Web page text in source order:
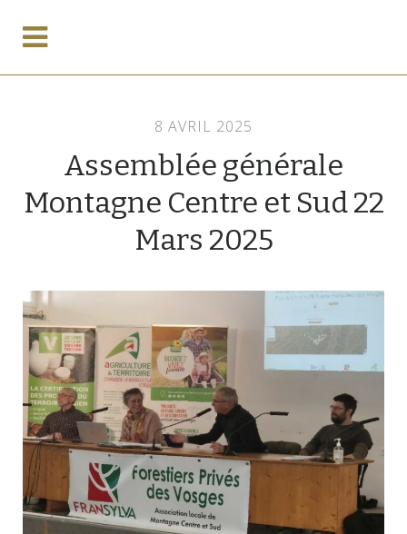
8 AVRIL 2025
Assemblée générale
Montagne Centre et Sud 22
Mars 2025